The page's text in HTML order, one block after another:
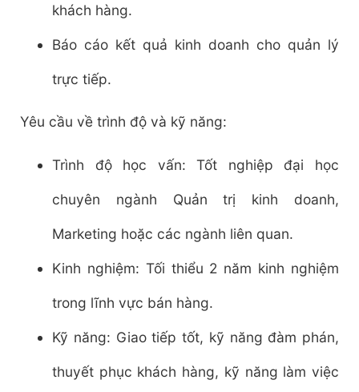
khách hàng.
Báo cáo kết quả kinh doanh cho quản lý
trực tiếp.
Yêu cầu về trình độ và kỹ năng:
Trình độ học vấn: Tốt nghiệp đại học
chuyên ngành Quản trị kinh doanh,
Marketing hoặc các ngành liên quan.
Kinh nghiệm: Tối thiểu 2 năm kinh nghiệm
trong lĩnh vực bán hàng.
Kỹ năng: Giao tiếp tốt, kỹ năng đàm phán,
thuyết phục khách hàng, kỹ năng làm việc